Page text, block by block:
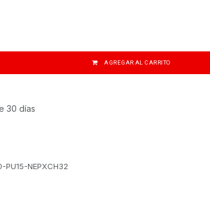
AGREGAR AL CARRITO
30 días
PU15-NEPXCH32